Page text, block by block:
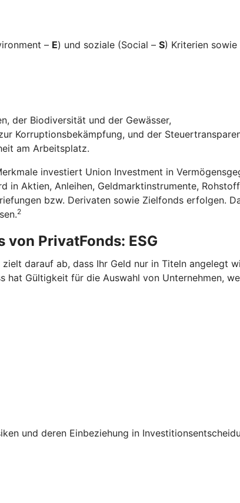
– E) und soziale (Social – S) Kriterien
der Biodiversität und der Gewässer,
Korruptionsbekämpfung, und der
am Arbeitsplatz.
investiert Union Investment in
in Aktien, Anleihen, Geldmarktinstrumente,
bzw. Derivaten sowie Zielfonds erfolgen.
2
PrivatFonds: ESG
darauf ab, dass Ihr Geld nur in Titeln angelegt
hat Gültigkeit für die Auswahl von Unternehmen,
und deren Einbeziehung in